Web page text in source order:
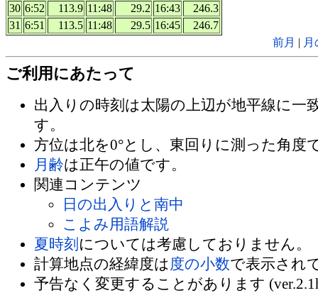
30 6:52 113.9 11:48 29.2 16:43
246.3
31 6:51 113.5 11:48 29.5 16:45
246.7
前月 |
ご利用にあたって
出入りの時刻は太陽の上辺が地平線に一
す。
方位は北を0°とし、東回りに測った角度
月齢は正午の値です。
関連コンテンツ
日の出入りと南中
こよみ用語解説
夏時刻 については考慮しておりません。
計算地点の経緯度は 度の小数で表示され
予告なく変更することがあります